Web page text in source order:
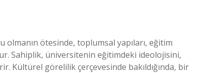
ötesinde, toplumsal yapıları, eğitim
Sahiplik, üniversitenin eğitimdeki ideolojisini,
Kültürel görelilik çerçevesinde bakıldığında, bir